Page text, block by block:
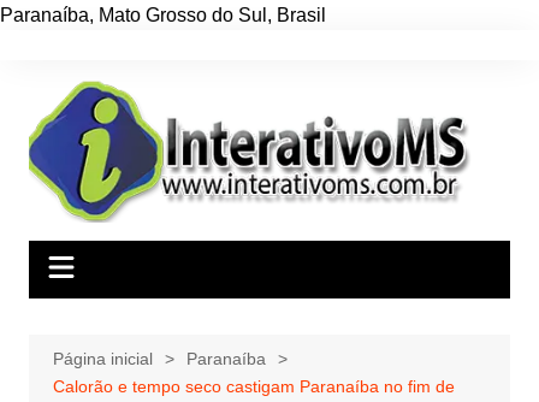
Paranaíba, Mato Grosso do Sul , Brasil
conteúdo
Página inicial
Paranaíba
Calorão e tempo seco castigam Paranaíba no fim de